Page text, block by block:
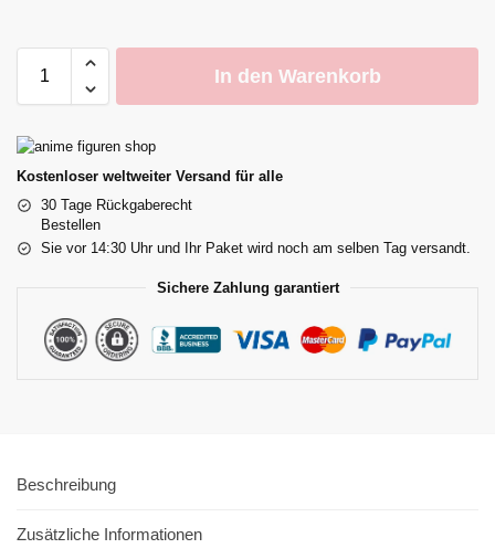
In den Warenkorb
Kostenloser weltweiter Versand für alle
30 Tage Rückgaberecht
Bestellen
Sie vor 14:30 Uhr und Ihr Paket wird noch am selben Tag versandt.
Sichere Zahlung garantiert
Beschreibung
Zusätzliche Informationen